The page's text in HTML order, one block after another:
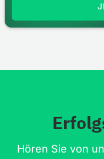
Hören Sie von